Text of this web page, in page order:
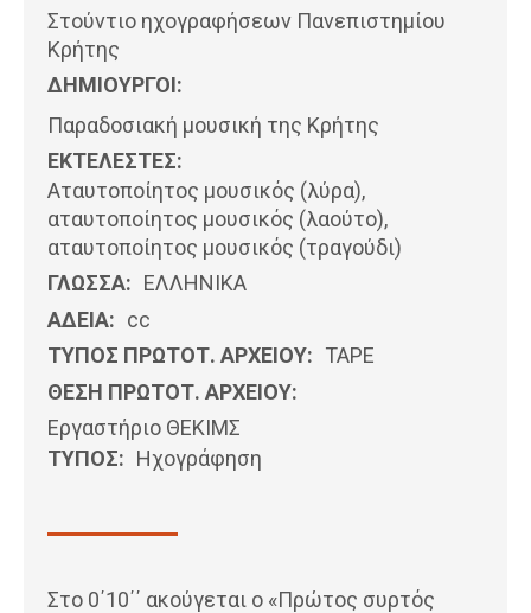
Στούντιο ηχογραφήσεων Πανεπιστημίου
Κρήτης
ΔΗΜΙΟΥΡΓΟΙ:
Παραδοσιακή μουσική της Κρήτης
ΕΚΤΕΛΕΣΤΕΣ:
Αταυτοποίητος μουσικός (λύρα),
αταυτοποίητος μουσικός (λαούτο),
αταυτοποίητος μουσικός (τραγούδι)
ΓΛΩΣΣΑ: ΕΛΛΗΝΙΚΆ
ΑΔΕΙΑ: cc
ΤΥΠΟΣ ΠΡΩΤΟΤ. ΑΡΧΕΙΟΥ: ΤΑΡΕ
ΘΕΣΗ ΠΡΩΤΟΤ. ΑΡΧΕΙΟΥ:
Εργαστήριο ΘΕΚΙΜΣ
ΤΥΠΟΣ: Ηχογράφηση
Στο 0΄10΄΄ ακούγεται ο «Πρώτος συρτός